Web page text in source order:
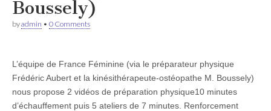
Boussely)
byadmin • 0 Comments
L’équipe de France Féminine (via le préparateur physique
Frédéric Aubert et la kinésithérapeute-ostéopathe M. Boussely)
nous propose 2 vidéos de préparation physique10 minutes
d’échauffement puis 5 ateliers de 7 minutes. Renforcement